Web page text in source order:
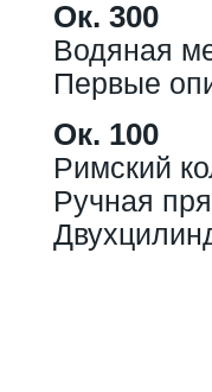
Ок. 300
Водяная
Первые
Ок. 100
Римский
Ручная